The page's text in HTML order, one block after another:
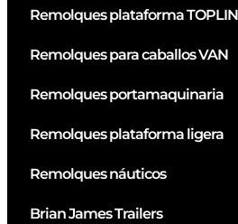
Remolques plataforma
Remolques para caballos VAN
Remolques portamaquinaria
Remolques plataforma ligera
Remolques náuticos
Brian James Trailers